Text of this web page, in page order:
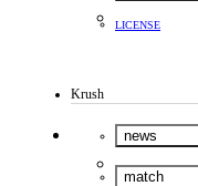
LICENSE
Krush
news
match